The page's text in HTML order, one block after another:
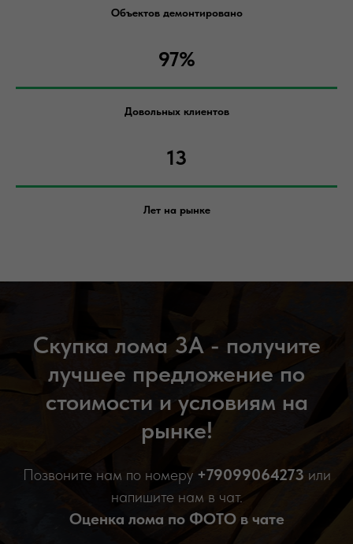
Объектов демонтировано
97%
Довольных клиентов
13
Лет на рынке
Скупка лома 3А - получите
лучшее предложение по
стоимости и условиям на
рынке!
Позвоните нам по номеру +79099064273 или
напишите нам в чат.
Оценка лома по ФОТО в чате